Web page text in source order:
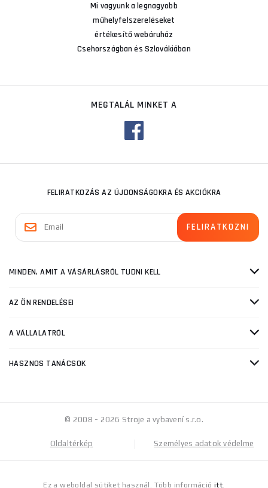
Mi vagyunk a legnagyobb
műhelyfelszereléseket
értékesítő webáruház
Csehországban és Szlovákiában
MEGTALÁL MINKET A
FELIRATKOZÁS AZ ÚJDONSÁGOKRA ÉS AKCIÓKRA
MINDEN, AMIT A VÁSÁRLÁSRÓL TUDNI KELL
AZ ÖN RENDELÉSEI
A VÁLLALATRÓL
HASZNOS TANÁCSOK
© 2008 - 2026 Stroje a vybavení s.r.o.
Oldaltérkép Személyes adatok védelme
Ez a weboldal sütiket használ. Több információitt.